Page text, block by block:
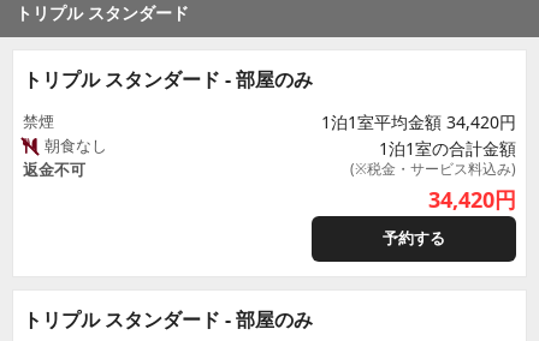
トリプル スタンダード
トリプル スタンダード - 部屋のみ
禁煙
朝食なし
返金不可
1泊1室平均金額 34,420円
1泊1室の合計金額
(※税金・サービス料込み)
34,420円
予約する
トリプル スタンダード - 部屋のみ